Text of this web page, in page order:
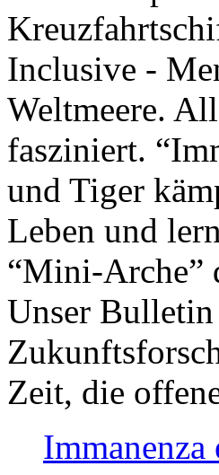
Inclusive -
Weltmeere.
fasziniert.
und Tiger
Leben und
“Mini-Arche”
Unser
Zeit, die